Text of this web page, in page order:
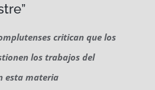
critican que los
los trabajos del
esta materia